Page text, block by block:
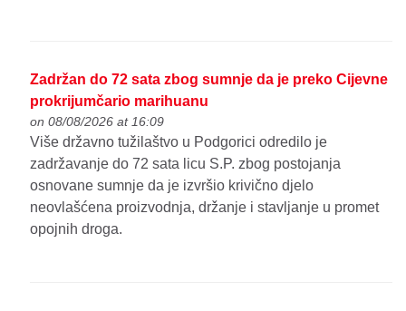
Zadržan do 72 sata zbog sumnje da je preko Cijevne
prokrijumčario marihuanu
on 08/08/2026 at 16:09
Više državno tužilaštvo u Podgorici odredilo je
zadržavanje do 72 sata licu S.P. zbog postojanja
osnovane sumnje da je izvršio krivično djelo
neovlašćena proizvodnja, držanje i stavljanje u promet
opojnih droga.